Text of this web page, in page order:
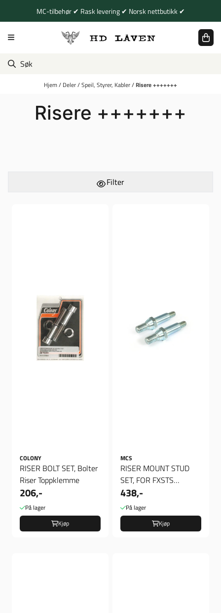
Hopp til innholdMC-tilbehør ✔ Rask levering ✔ Norsk nettbutikk ✔
Hjem/ Deler/Speil, Styrer, Kabler/ Risere +++++++
Risere +++++++
Filter
COLONY
RISER BOLT SET, Bolter
Riser Toppklemme
206,-
På lager
Kjøp
MCS
RISER MOUNT STUD
SET, FOR FXSTS
SPRINGER FORKS,
RISER MOUNT STUD
SET, ...
438,-
På lager
Kjøp